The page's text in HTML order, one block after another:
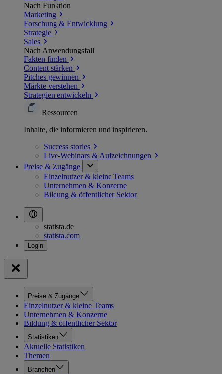
Nach Funktion
Marketing
Forschung & Entwicklung
Strategie
Sales
Nach Anwendungsfall
Fakten finden
Content stärken
Pitches gewinnen
Märkte verstehen
Strategien entwickeln
Ressourcen
Inhalte, die informieren und inspirieren.
Success stories
Live-Webinars & Aufzeichnungen
Preise & Zugänge
Einzelnutzer & kleine Teams
Unternehmen & Konzerne
Bildung & öffentlicher Sektor
statista.de
statista.com
Preise & Zugänge
Einzelnutzer & kleine Teams
Unternehmen & Konzerne
Bildung & öffentlicher Sektor
Statistiken
Aktuelle Statistiken
Themen
Branchen